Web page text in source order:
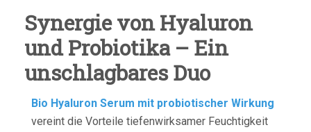
Synergie von Hyaluron
und Probiotika – Ein
unschlagbares Duo
Bio Hyaluron Serum mit probiotischer Wirkung
vereint die Vorteile tiefenwirksamer Feuchtigkeit